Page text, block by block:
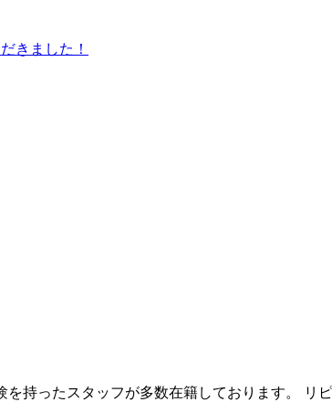
きました！
持ったスタッフが多数在籍しております。 リ